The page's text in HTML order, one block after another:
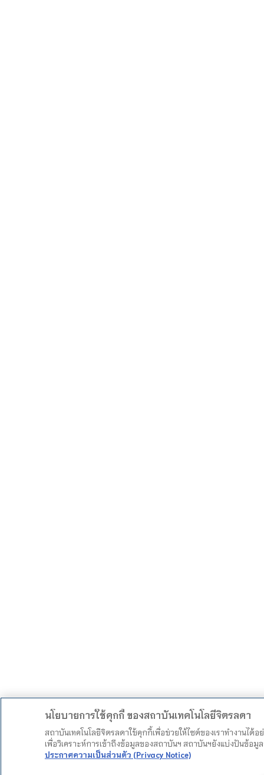
นโยบายการใช้คุกกี้ ของสถาบันเทคโนโลยีจิตรลดา
สถาบันเทคโนโลยีจิตรลดาใช้คุกกี้เพื่อช่วยให้ไซต์ของเราทำงานไ
เพื่อวิเคราะห์การเข้าถึงข้อมูลของสถาบันฯ สถาบันฯยังแบ่งปันข้อ
ประกาศความเป็นส่วนตัว (Privacy Notice)